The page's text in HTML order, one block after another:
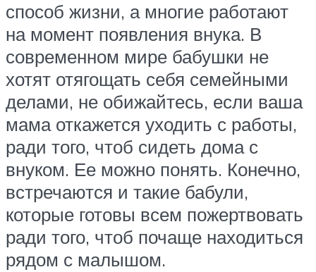
способ жизни, а многие работают
на момент появления внука. В
современном мире бабушки не
хотят отягощать себя семейными
делами, не обижайтесь, если ваша
мама откажется уходить с работы,
ради того, чтоб сидеть дома с
внуком. Ее можно понять. Конечно,
встречаются и такие бабули,
которые готовы всем пожертвовать
ради того, чтоб почаще находиться
рядом с малышом.